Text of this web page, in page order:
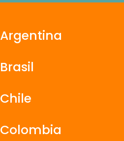
Argentina
Brasil
Chile
Colombia